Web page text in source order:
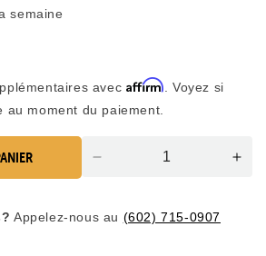
faire
semaine
avec Affirm . Voyez si
au moment du paiement.
de
Appelez-nous au (602) 715-0907